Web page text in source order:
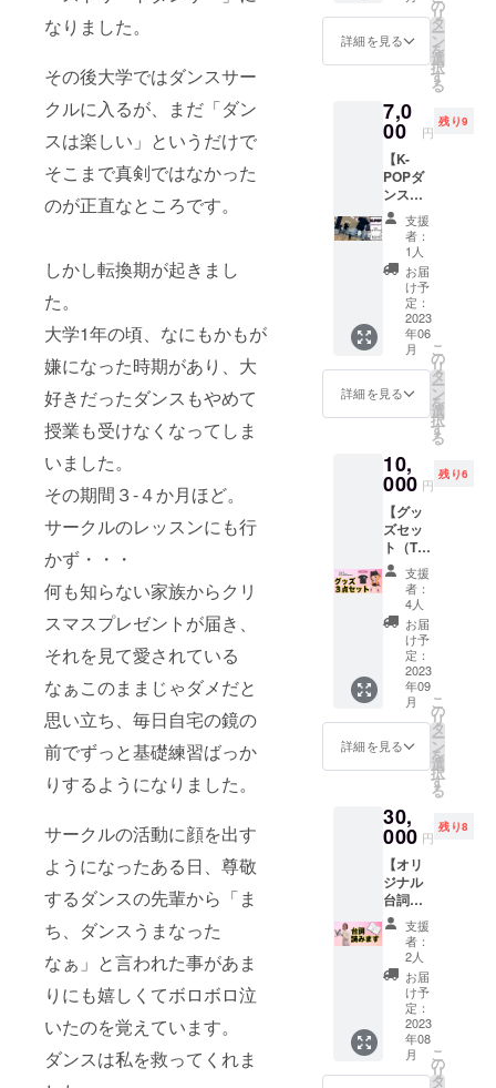
なりました。
その後大学ではダンスサー
クルに入るが、まだ「ダン
スは楽しい」というだけで
そこまで真剣ではなかった
のが正直なところです。
しかし転換期が起きまし
た。
大学1年の頃、なにもかもが
嫌になった時期があり、大
好きだったダンスもやめて
授業も受けなくなってしま
いました。
その期間３-４か月ほど。
サークルのレッスンにも行
かず・・・
何も知らない家族からクリ
スマスプレゼントが届き、
それを見て愛されている
なぁこのままじゃダメだと
思い立ち、毎日自宅の鏡の
前でずっと基礎練習ばっか
りするようになりました。
サークルの活動に顔を出す
ようになったある日、尊敬
するダンスの先輩から「ま
ち、ダンスうまなった
なぁ」と言われた事があま
りにも嬉しくてボロボロ泣
いたのを覚えています。
ダンスは私を救ってくれま
動報告
をお送
りいた
しま
【内
容】 ・
韓国で
のダン
スレッ
スン風
景 ・帰
国後の
感想 な
ど10分
～20分
程度の
動画を
アップ
した
URLを
メール
す。
詳細を見る
の
リ
タ
ー
ン
を
選
択
す
る
7,0
00 円
残り9
【K-
POPダ
ンス
レッス
ン（グ
ループ
レッス
ン）】
本場韓
国で学
んだK-
POPの
ダンス
レッス
ンで
す。
ン：90
分 有効
期限：
レッス
ンの有
効期限
2023年
6月30日
（最終
有効期
限2023
年7月31
日） 受
講日程
はプロ
ジェク
ト終了
せてい
ただき
ます。
受講方
法
（オン
ライン
の場
合）
・
使用す
るツー
ル：
ZOOM
・
使用
支援
者：
1人
お届
け予
定：
2023
年06
月
詳細を見る
こ
の
リ
タ
ー
ン
を
選
択
す
る
10,
000 円
残り6
【グッ
ズセッ
ト（T
シャ
ツ・ラ
バーバ
ンド・
アクリ
ルキー
ホル
ダー）
】 ダン
サー
MACHi
のグッ
ズ3点
です。
【商品
ジャン
ル・
セット
内容】
・Tシャ
ツ ・ラ
バーバ
ンド ・
アクリ
ルキー
ホル
ダー
（イラ
スト：
支援
者：
4人
お届
け予
定：
2023
年09
月
詳細を見る
こ
の
リ
タ
ー
ン
を
選
択
す
る
30,
000 円
残り8
【オリ
ジナル
台詞読
みま
す】 お
名前入
りで沢
井真知
があな
ただけ
のため
に台詞
を読み
支援
者：
2人
お届
け予
定：
2023
年08
月
こ
の
リ
タ